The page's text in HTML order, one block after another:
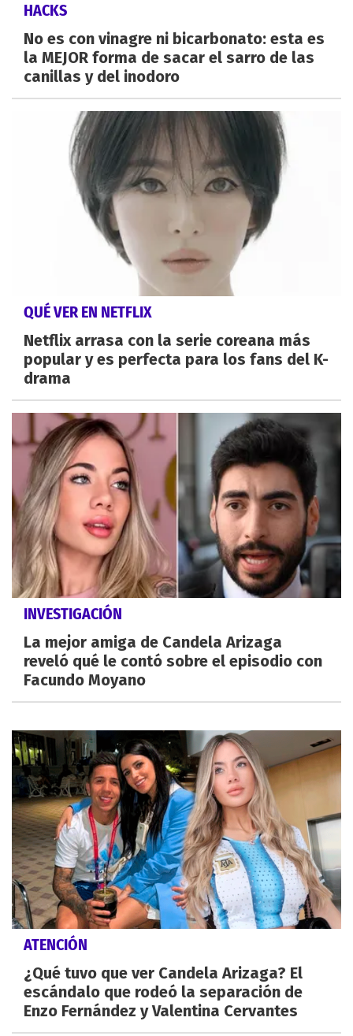
HACKS
No es con vinagre ni bicarbonato: esta es
la MEJOR forma de sacar el sarro de las
canillas y del inodoro
QUÉ VER EN NETFLIX
Netflix arrasa con la serie coreana más
popular y es perfecta para los fans del K-
drama
INVESTIGACIÓN
La mejor amiga de Candela Arizaga
reveló qué le contó sobre el episodio con
Facundo Moyano
ATENCIÓN
¿Qué tuvo que ver Candela Arizaga? El
escándalo que rodeó la separación de
Enzo Fernández y Valentina Cervantes